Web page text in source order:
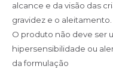
alcance e da visão das
gravidez e o aleitamento.
O produto não deve ser
hipersensibilidade ou
da formulação